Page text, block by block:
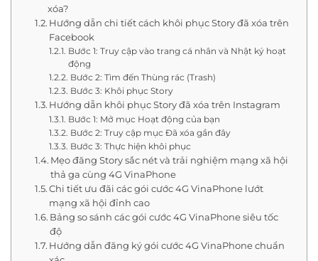
xóa?
Hướng dẫn chi tiết cách khôi phục Story đã xóa trên
Facebook
Bước 1: Truy cập vào trang cá nhân và Nhật ký hoạt
động
Bước 2: Tìm đến Thùng rác (Trash)
Bước 3: Khôi phục Story
Hướng dẫn khôi phục Story đã xóa trên Instagram
Bước 1: Mở mục Hoạt động của bạn
Bước 2: Truy cập mục Đã xóa gần đây
Bước 3: Thực hiện khôi phục
Mẹo đăng Story sắc nét và trải nghiệm mạng xã hội
thả ga cùng 4G VinaPhone
Chi tiết ưu đãi các gói cước 4G VinaPhone lướt
mạng xã hội đỉnh cao
Bảng so sánh các gói cước 4G VinaPhone siêu tốc
độ
Hướng dẫn đăng ký gói cước 4G VinaPhone chuẩn